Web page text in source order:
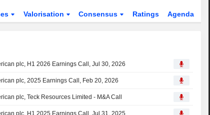
Valorisation Consensus Ratings Agenda
plc, H1 2026 Earnings Call, Jul 30, 2026
plc, 2025 Earnings Call, Feb 20, 2026
plc, Teck Resources Limited - M&A Call
plc, H1 2025 Earnings Call, Jul 31, 2025